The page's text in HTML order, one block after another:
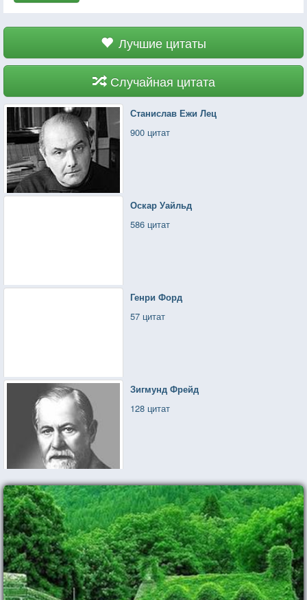
Лучшие цитаты
Случайная цитата
Станислав Ежи Лец
900 цитат
Оскар Уайльд
586 цитат
Генри Форд
57 цитат
Зигмунд Фрейд
128 цитат